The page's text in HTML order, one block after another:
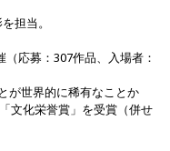
担当。
応募：307作品、入場者：
が世界的に稀有なことか
文化栄誉賞」を受賞（併せ